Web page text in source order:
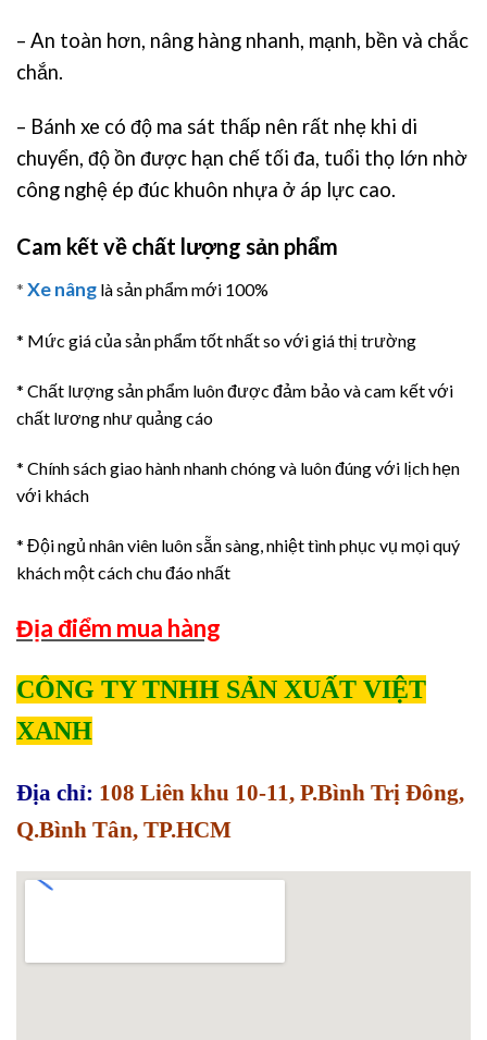
– An toàn hơn, nâng hàng nhanh, mạnh, bền và chắc
chắn.
– Bánh xe có độ ma sát thấp nên rất nhẹ khi di
chuyển, độ ồn được hạn chế tối đa, tuổi thọ lớn nhờ
công nghệ ép đúc khuôn nhựa ở áp lực cao.
Cam kết về chất lượng sản phẩm
* Xe nâng là sản phẩm mới 100%
* Mức giá của sản phẩm tốt nhất so với giá thị trường
* Chất lượng sản phẩm luôn được đảm bảo và cam kết với
chất lương như quảng cáo
* Chính sách giao hành nhanh chóng và luôn đúng với lịch hẹn
với khách
* Đội ngủ nhân viên luôn sẵn sàng, nhiệt tình phục vụ mọi quý
khách một cách chu đáo nhất
Địa điểm mua hàng
CÔNG TY TNHH SẢN XUẤT VIỆT
XANH
Địa chỉ: 108 Liên khu 10-11, P.Bình Trị Đông,
Q.Bình Tân, TP.HCM